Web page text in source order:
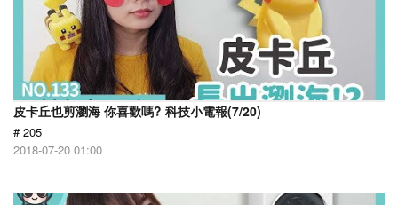
皮卡丘也剪瀏海 你喜歡嗎? 科技小電報(7/20)
# 205
2018-07-20 01:00